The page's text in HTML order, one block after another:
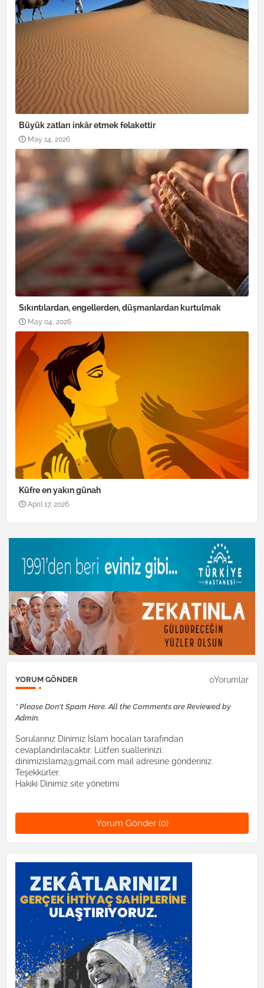
Büyük zatları inkâr etmek felakettir
May 14, 2026
Sıkıntılardan, engellerden, düşmanlardan kurtulmak
May 04, 2026
Küfre en yakın günah
April 17, 2026
YORUM GÖNDER 0Yorumlar
* Please Don't Spam Here. All the Comments are Reviewed by
Admin.
Sorularınız Dinimiz İslam hocaları tarafından
cevaplandırılacaktır. Lütfen suallerinizi:
dinimizislam2@gmail.com mail adresine gönderiniz.
Teşekkürler.
Hakiki Dinimiz site yönetimi
Yorum Gönder (0)